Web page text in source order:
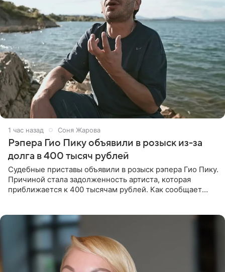
1 час назад Соня Жарова
Рэпера Гио Пику объявили в розыск из-за
долга в 400 тысяч рублей
Судебные приставы объявили в розыск рэпера Гио Пику.
Причиной стала задолженность артиста, которая
приближается к 400 тысячам рублей. Как сообщает